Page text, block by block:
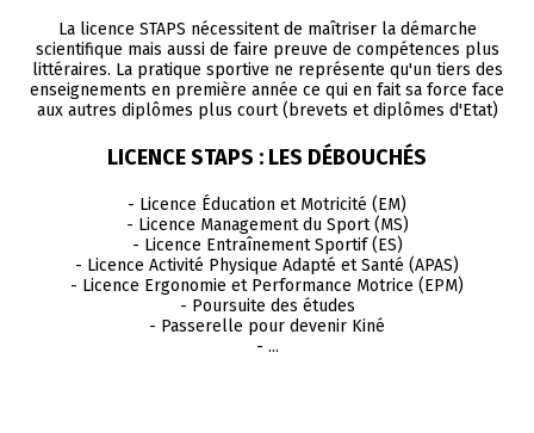
La licence STAPS nécessitent de maîtriser la démarche
scientifique mais aussi de faire preuve de compétences plus
littéraires. La pratique sportive ne représente qu'un tiers des
enseignements en première année ce qui en fait sa force face
aux autres diplômes plus court (brevets et diplômes d'Etat)
LICENCE STAPS : LES DÉBOUCHÉS
- Licence Éducation et Motricité (EM)
- Licence Management du Sport (MS)
- Licence Entraînement Sportif (ES)
- Licence Activité Physique Adapté et Santé (APAS)
- Licence Ergonomie et Performance Motrice (EPM)
- Poursuite des études
- Passerelle pour devenir Kiné
- ...